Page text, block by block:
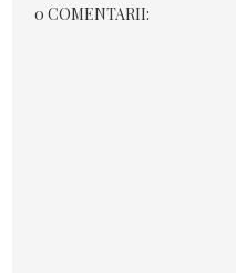
0 COMENTARII: